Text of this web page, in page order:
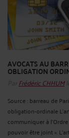
AVOCATS AU
OBLIGATION
Par Frédéric CHHUM
Source : barreau de
obligation-ordinale
communiquer à
pouvoir être joint ».